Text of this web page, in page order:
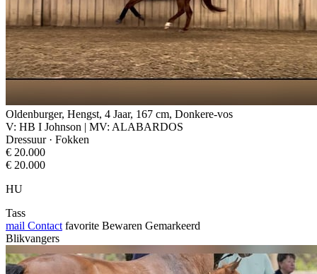
Oldenburger, Hengst, 4 Jaar, 167 cm, Donkere-vos
V: HB I Johnson | MV: ALABARDOS
Dressuur · Fokken
€ 20.000
€ 20.000
HU
Tass
mail Contact favorite Bewaren Gemarkeerd
Blikvangers